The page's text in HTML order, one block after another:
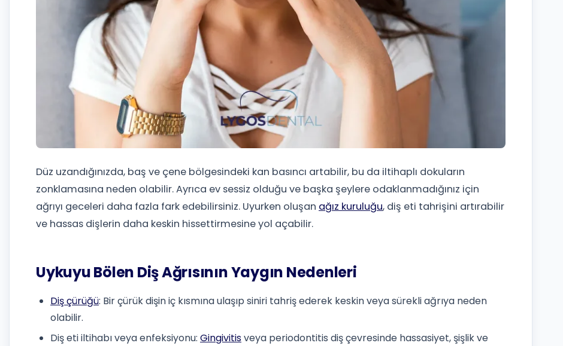
Düz uzandığınızda, baş ve çene bölgesindeki kan basıncı artabilir, bu da iltihaplı dokuların
zonklamasına neden olabilir. Ayrıca ev sessiz olduğu ve başka şeylere odaklanmadığınız için
ağrıyı geceleri daha fazla fark edebilirsiniz. Uyurken oluşan ağız kuruluğu, diş eti tahrişini artırabilir
ve hassas dişlerin daha keskin hissettirmesine yol açabilir.
Uykuyu Bölen Diş Ağrısının Yaygın Nedenleri
Diş çürüğü: Bir çürük dişin iç kısmına ulaşıp siniri tahriş ederek keskin veya sürekli ağrıya neden
olabilir.
Diş eti iltihabı veya enfeksiyonu: Gingivitisveya periodontitis diş çevresinde hassasiyet, şişlik ve